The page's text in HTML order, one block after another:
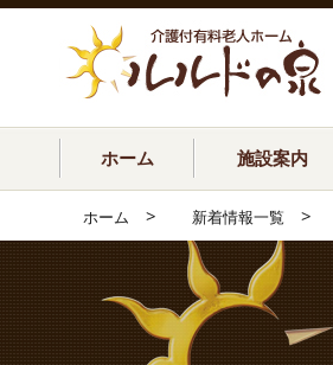
ホーム 施設案内
ホーム > 新着情報一覧 >